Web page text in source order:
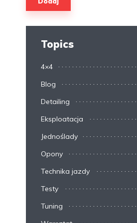
Topics
4×4
Blog
Detailing
Eksploatacja
Jednoślady
Opony
Technika jazdy
Testy
Tuning